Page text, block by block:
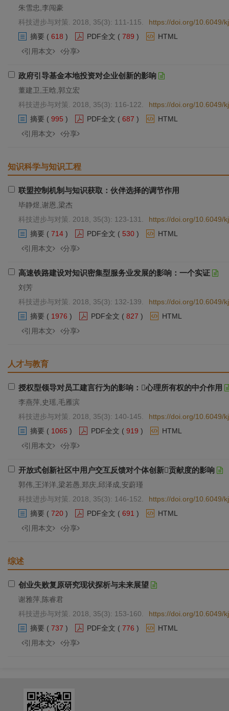
朱雪忠,李闯豪
科技进步与对策. 2018, 35(3): 111-115.
https://doi.org/10.6049/
摘要 ( 618 ) PDF全文 ( 789 )
HTML
引用本文
分享
政府引导基金本地投资对企业创新的影响
董建卫,王晗,郭立宏
科技进步与对策. 2018, 35(3): 116-122.
https://doi.org/10.6049/
摘要 ( 995 ) PDF全文 ( 687 )
HTML
引用本文
分享
知识科学与知识工程
联盟控制机制与知识获取：伙伴选择的调节作用
毕静煜,谢恩,梁杰
科技进步与对策. 2018, 35(3): 123-131.
https://doi.org/10.6049/
摘要 ( 714 ) PDF全文 ( 530 )
HTML
引用本文
分享
高速铁路建设对知识密集型服务业发展的影响：一个实证
刘芳
科技进步与对策. 2018, 35(3): 132-139.
https://doi.org/10.6049/
摘要 ( 1976 ) PDF全文 ( 827 )
HTML
引用本文
分享
人才与教育
授权型领导对员工建言行为的影响：心理所有权的中介作用
李燕萍,史瑶,毛雁滨
科技进步与对策. 2018, 35(3): 140-145.
https://doi.org/10.6049/
摘要 ( 1065 ) PDF全文 ( 919 )
HTML
引用本文
分享
开放式创新社区中用户交互反馈对个体创新贡献度的影响
郭伟,王洋洋,梁若愚,郑庆,邱泽成,安蔚瑾
科技进步与对策. 2018, 35(3): 146-152.
https://doi.org/10.6049/
摘要 ( 720 ) PDF全文 ( 691 )
HTML
引用本文
分享
综述
创业失败复原研究现状探析与未来展望
谢雅萍,陈睿君
科技进步与对策. 2018, 35(3): 153-160.
https://doi.org/10.6049/
摘要 ( 737 ) PDF全文 ( 776 )
HTML
引用本文
分享